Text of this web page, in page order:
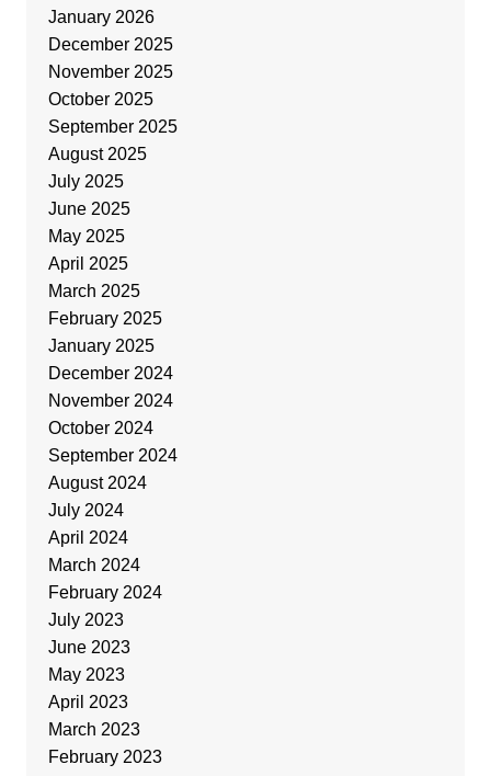
January 2026
December 2025
November 2025
October 2025
September 2025
August 2025
July 2025
June 2025
May 2025
April 2025
March 2025
February 2025
January 2025
December 2024
November 2024
October 2024
September 2024
August 2024
July 2024
April 2024
March 2024
February 2024
July 2023
June 2023
May 2023
April 2023
March 2023
February 2023